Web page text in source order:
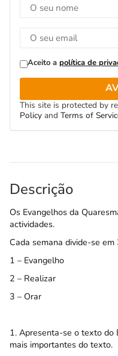
Aceito a política de
This site is protected by
Policy and Terms of
Descrição
Os Evangelhos da
actividades.
Cada semana divide-se
1 – Evangelho
2 – Realizar
3 – Orar
1. Apresenta-se o texto do
mais importantes do texto.